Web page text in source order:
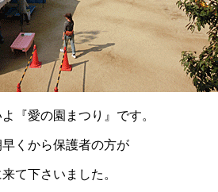
『愛の園まつり』です。
くから保護者の方が
て下さいました。